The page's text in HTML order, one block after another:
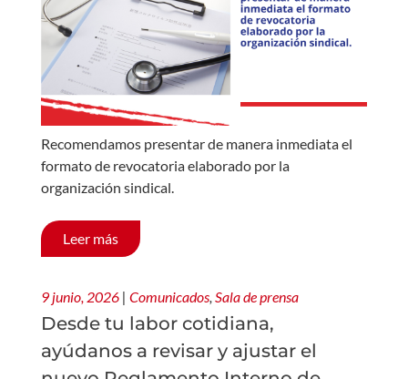
Recomendamos presentar de manera inmediata el
formato de revocatoria elaborado por la
organización sindical.
Leer más
9 junio, 2026 | Comunicados, Sala de prensa
Desde tu labor cotidiana,
ayúdanos a revisar y ajustar el